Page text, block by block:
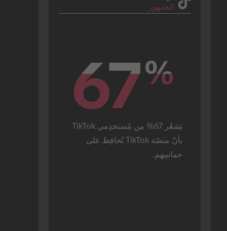
الجمهور
67%
67%
حماسِهم.